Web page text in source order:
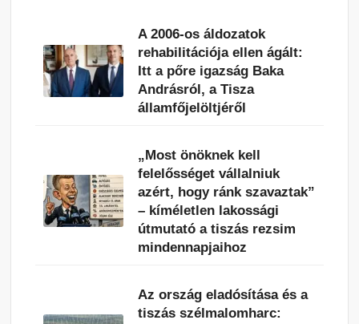
A 2006-os áldozatok
rehabilitációja ellen ágált:
Itt a pőre igazság Baka
Andrásról, a Tisza
államfőjelöltjéről
„Most önöknek kell
felelősséget vállalniuk
azért, hogy ránk szavaztak”
– kíméletlen lakossági
útmutató a tiszás rezsim
mindennapjaihoz
Az ország eladósítása és a
tiszás szélmalomharc: